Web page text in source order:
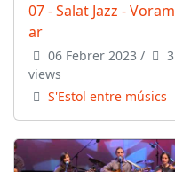
07 - Salat Jazz - Voram
ar
06 Febrer 2023 /
3
views
S'Estol entre músics